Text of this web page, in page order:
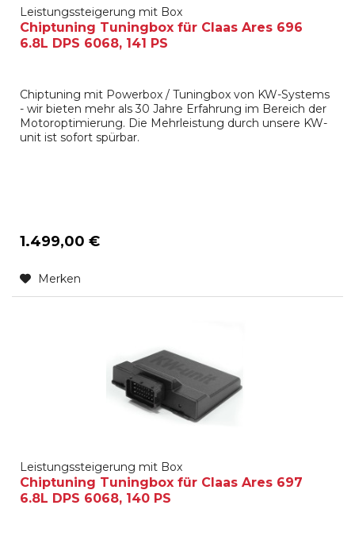
Leistungssteigerung mit Box
Chiptuning Tuningbox für Claas Ares 696
6.8L DPS 6068, 141 PS
Chiptuning mit Powerbox / Tuningbox von KW-Systems
- wir bieten mehr als 30 Jahre Erfahrung im Bereich der
Motoroptimierung. Die Mehrleistung durch unsere KW-
unit ist sofort spürbar.
1.499,00 €
Merken
Leistungssteigerung mit Box
Chiptuning Tuningbox für Claas Ares 697
6.8L DPS 6068, 140 PS